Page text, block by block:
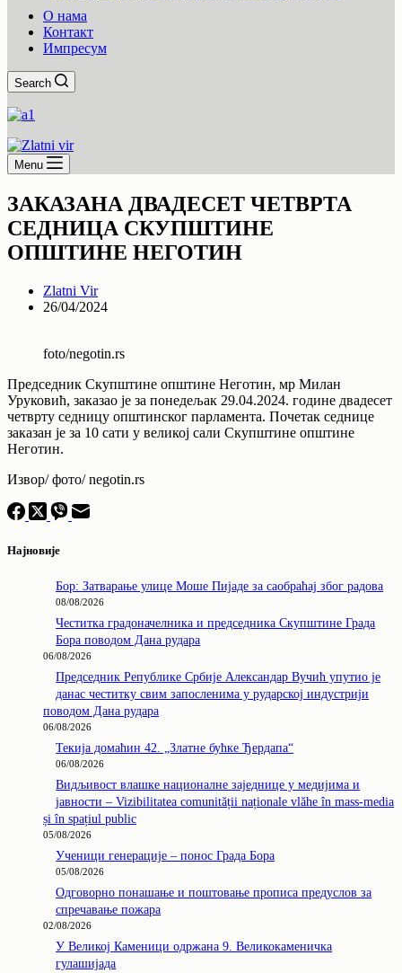
О нама
Контакт
Импресум
Search
Menu
ЗАКАЗАНА ДВАДЕСЕТ ЧЕТВРТА
СЕДНИЦА СКУПШТИНЕ
ОПШТИНЕ НЕГОТИН
Zlatni Vir
26/04/2024
foto/negotin.rs
Председник Скупштине општине Неготин, мр Милан
Уруковић, заказао је за понедељак 29.04.2024. године двадесет
четврту седницу општинског парламента. Почетак седнице
заказан је за 10 сати у великој сали Скупштине општине
Неготин.
Извор/ фото/ negotin.rs
Најновије
Бор: Затварање улице Моше Пијаде за саобраћај због радова
08/08/2026
Честитка градоначелника и председника Скупштине Града
Бора поводом Дана рудара
06/08/2026
Председник Републике Србије Александар Вучић упутио је
данас честитку свим запосленима у рударској индустрији
поводом Дана рудара
06/08/2026
Текија домаћин 42. „Златне бућке Ђердапа“
06/08/2026
Видљивост влашке националне заједнице у медијима и
јавности – Vizibilitatea comunității naționale vlăhe în mass-media
și în spațiul public
05/08/2026
Ученици генерације – понос Града Бора
05/08/2026
Одговорно понашање и поштовање прописа предуслов за
спречавање пожара
02/08/2026
У Великој Каменици одржана 9. Великокаменичка
гулашијада